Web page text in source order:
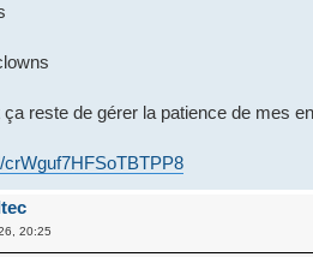
ça reste de gérer la patience de mes
20:25